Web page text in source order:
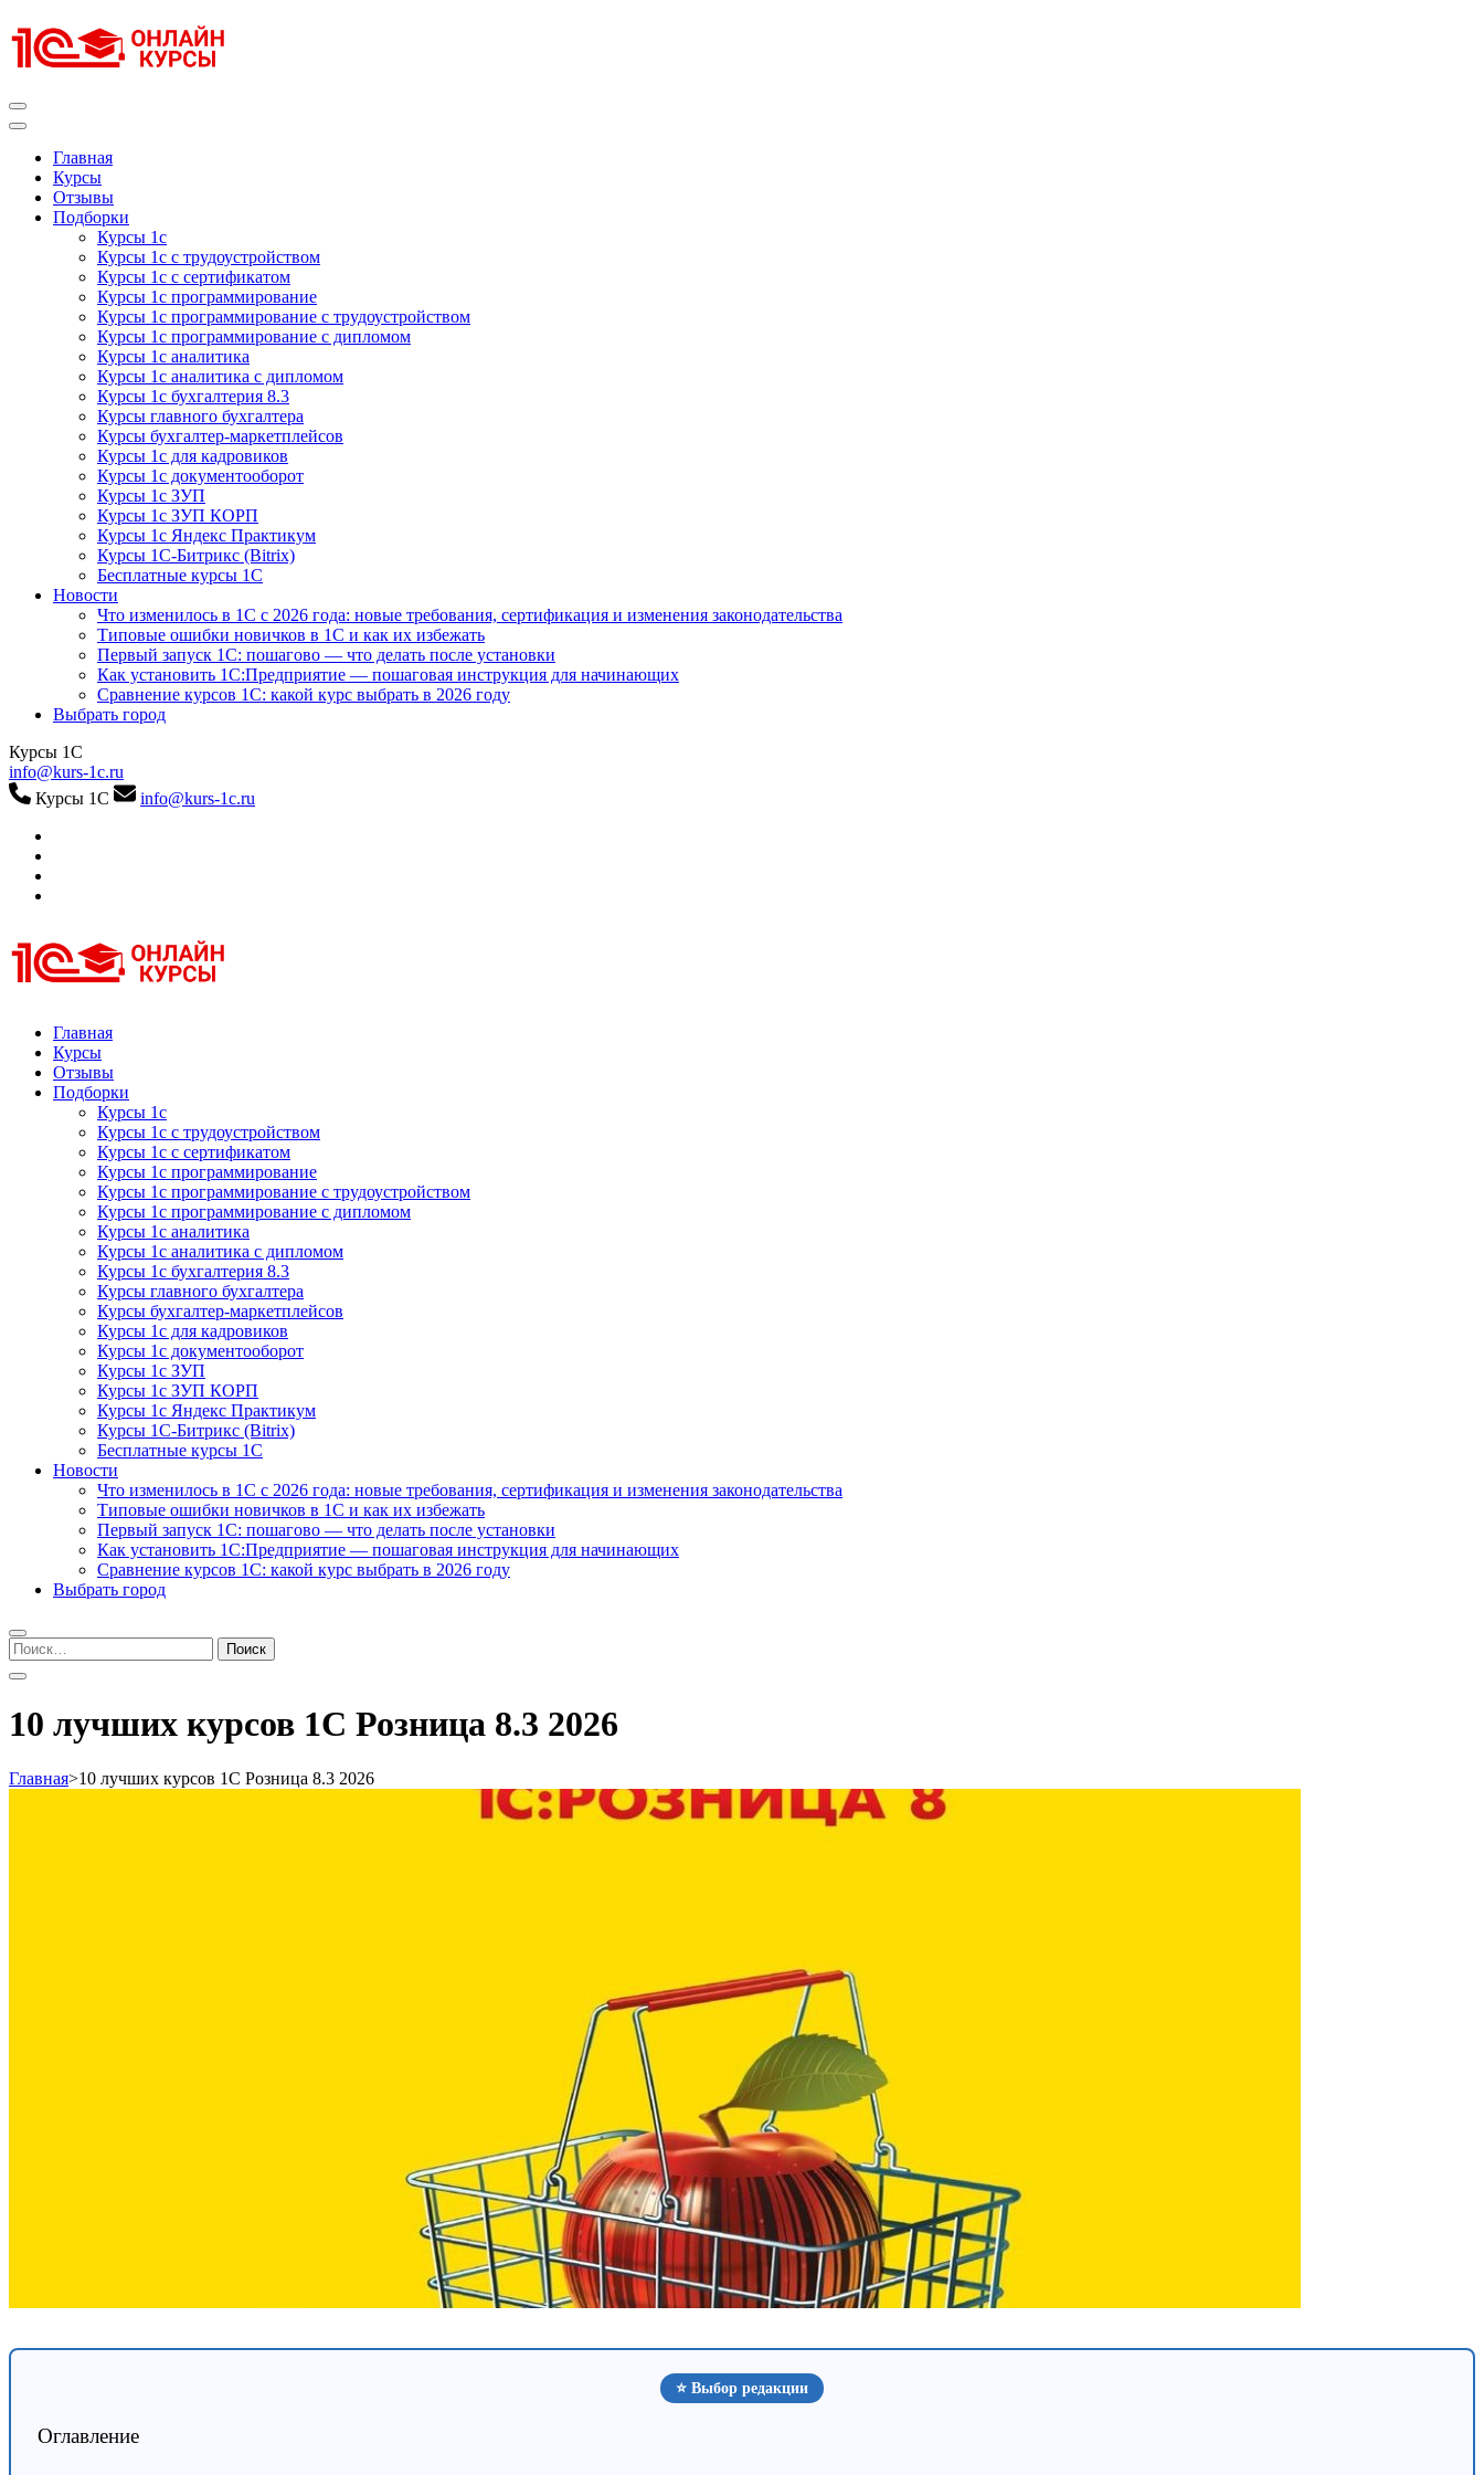
к
содержимому
Главная
Курсы
Отзывы
Подборки
Курсы 1с
Курсы 1с с трудоустройством
Курсы 1с с сертификатом
Курсы 1с программирование
Курсы 1с программирование с трудоустройством
Курсы 1с программирование с дипломом
Курсы 1с аналитика
Курсы 1с аналитика с дипломом
Курсы 1с бухгалтерия 8.3
Курсы главного бухгалтера
Курсы бухгалтер-маркетплейсов
Курсы 1с для кадровиков
Курсы 1с документооборот
Курсы 1с ЗУП
Курсы 1с ЗУП КОРП
Курсы 1с Яндекс Практикум
Курсы 1С-Битрикс (Bitrix)
Бесплатные курсы 1С
Новости
Что изменилось в 1С с 2026 года: новые требования, сертификация и изменения законодательства
Типовые ошибки новичков в 1С и как их избежать
Первый запуск 1С: пошагово — что делать после установки
Как установить 1С:Предприятие — пошаговая инструкция для начинающих
Сравнение курсов 1С: какой курс выбрать в 2026 году
Выбрать город
Курсы 1С
info@kurs-1c.ru
Курсы 1С
info@kurs-1c.ru
Курсы 1С
Курсы 1С официальная сертификация
Главная
Курсы
Отзывы
Подборки
Курсы 1с
Курсы 1с с трудоустройством
Курсы 1с с сертификатом
Курсы 1с программирование
Курсы 1с программирование с трудоустройством
Курсы 1с программирование с дипломом
Курсы 1с аналитика
Курсы 1с аналитика с дипломом
Курсы 1с бухгалтерия 8.3
Курсы главного бухгалтера
Курсы бухгалтер-маркетплейсов
Курсы 1с для кадровиков
Курсы 1с документооборот
Курсы 1с ЗУП
Курсы 1с ЗУП КОРП
Курсы 1с Яндекс Практикум
Курсы 1С-Битрикс (Bitrix)
Бесплатные курсы 1С
Новости
Что изменилось в 1С с 2026 года: новые требования, сертификация и изменения законодательства
Типовые ошибки новичков в 1С и как их избежать
Первый запуск 1С: пошагово — что делать после установки
Как установить 1С:Предприятие — пошаговая инструкция для начинающих
Сравнение курсов 1С: какой курс выбрать в 2026 году
Выбрать город
Найти:
10 лучших курсов 1С Розница 8.3 2026
Главная>10 лучших курсов 1С Розница 8.3 2026
⭐ Выбор редакции
Оглавление